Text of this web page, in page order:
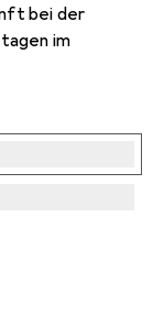
bei der
im